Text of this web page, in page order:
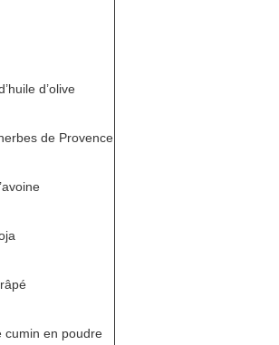
d’olive
de Provence
cumin en poudre